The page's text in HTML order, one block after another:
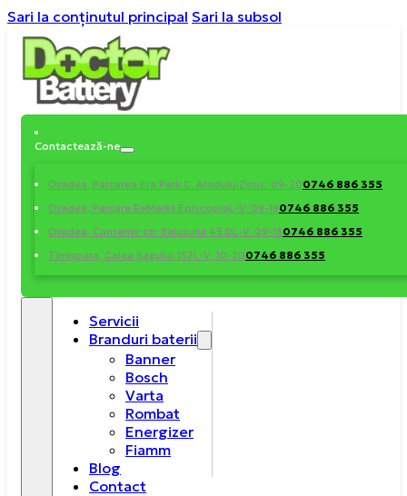
Sari la conținutul principal Sari la subsol
Contactează-ne
Oradea, Parcarea Era Park C. AraduluiZilnic: 09-200746 886 355
Oradea, Parcare ReMarkt EpiscopiaL-V: 09-180746 886 355
Oradea, Cantemir str. Beiusului 45 DL-V: 09-180746 886 355
Timișoara, Calea Șagului 157L-V: 10-200746 886 355
Servicii
Branduri baterii
Banner
Bosch
Varta
Rombat
Energizer
Fiamm
Blog
Contact